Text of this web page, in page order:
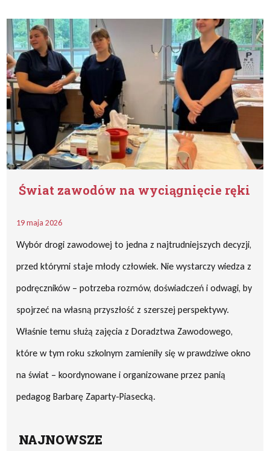
Świat zawodów na wyciągnięcie ręki
19 maja 2026
Wybór drogi zawodowej to jedna z najtrudniejszych decyzji,
przed którymi staje młody człowiek. Nie wystarczy wiedza z
podręczników – potrzeba rozmów, doświadczeń i odwagi, by
spojrzeć na własną przyszłość z szerszej perspektywy.
Właśnie temu służą zajęcia z Doradztwa Zawodowego,
które w tym roku szkolnym zamieniły się w prawdziwe okno
na świat – koordynowane i organizowane przez panią
pedagog Barbarę Zaparty-Piasecką.
NAJNOWSZE